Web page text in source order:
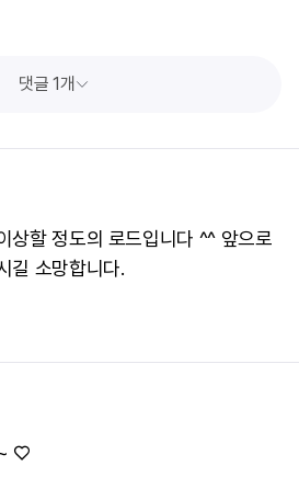
댓글 1개
상할 정도의 로드입니다 ^^ 앞으로
길 소망합니다.
♡